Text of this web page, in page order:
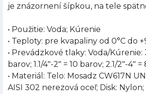
je znázornení šípkou, na tele
• Použitie: Voda; Kúrenie
• Teploty: pre kvapaliny od 0°C do
• Prevádzkové tlaky: Voda/Kúrenie:
barov; 1.1/4"-2" = 10 barov; 2.1/2"-4"
• Materiál: Telo: Mosadz CW617N
AISI 302 nerezová oceľ; Disk: Nylon;